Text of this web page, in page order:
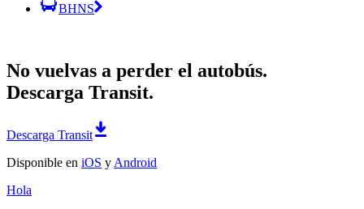
BHNS
No vuelvas a perder el autobús.
Descarga Transit.
Descarga Transit
Disponible en iOS y Android
Hola